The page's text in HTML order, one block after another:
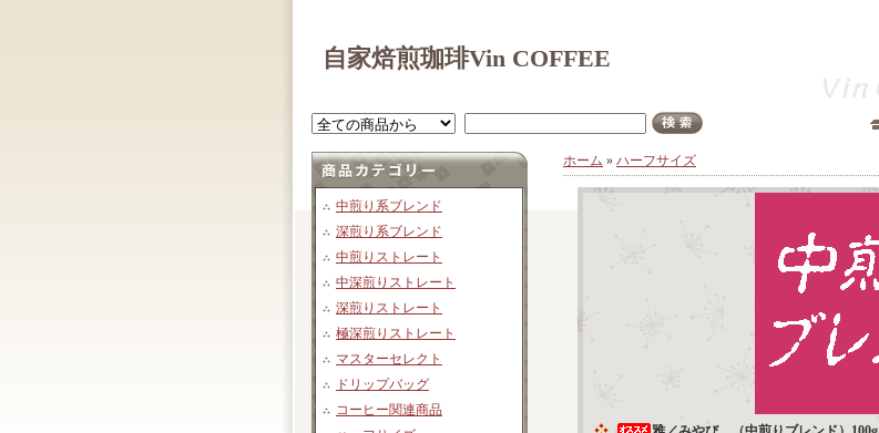
自家焙煎珈琲Vin COFFEE
中煎り系ブレンド
深煎り系ブレンド
中煎りストレート
中深煎りストレート
深煎りストレート
極深煎りストレート
マスターセレクト
ドリップバッグ
コーヒー関連商品
ホーム » ハーフサイズ